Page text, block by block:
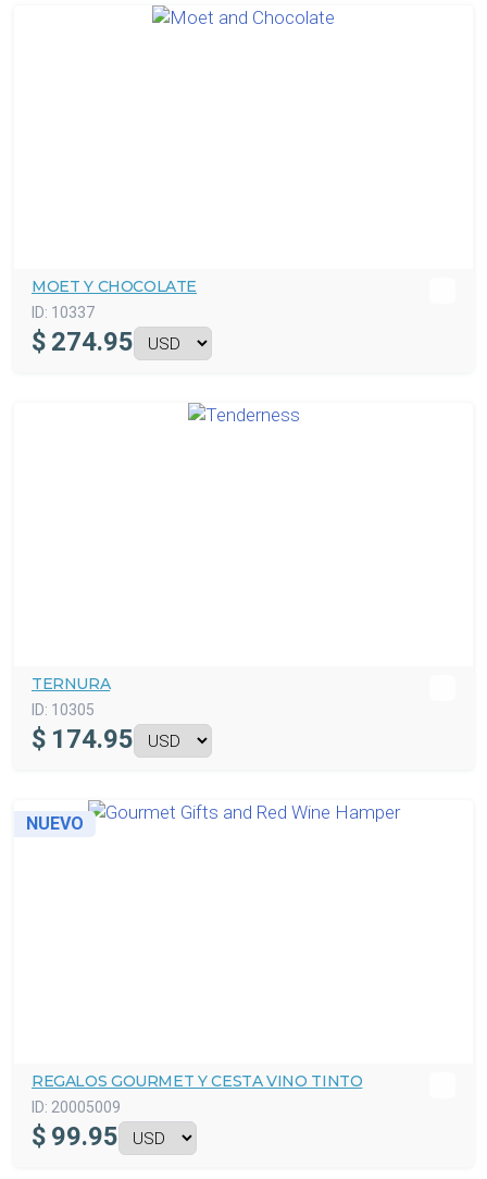
MOET Y CHOCOLATE
ID: 10337
$ 274.95
TERNURA
ID: 10305
$ 174.95
NUEVO
REGALOS GOURMET Y CESTA VINO TINTO
ID: 20005009
$ 99.95